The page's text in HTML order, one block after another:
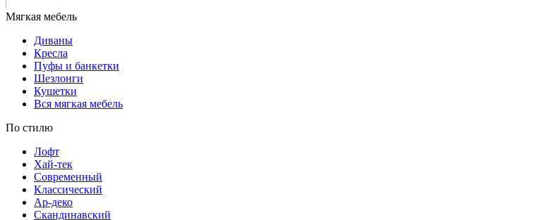
Диваны
Кресла
Пуфы и банкетки
Шезлонги
Кушетки